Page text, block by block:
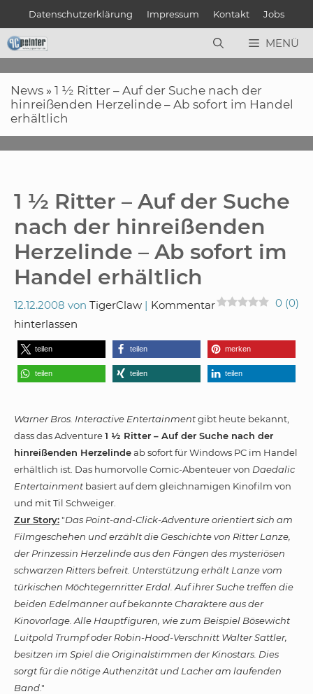
springen
Datenschutzerklärung Impressum Kontakt Jobs
MENÜ
News » 1 ½ Ritter – Auf der Suche nach der
hinreißenden Herzelinde – Ab sofort im Handel
erhältlich
1 ½ Ritter – Auf der Suche
nach der hinreißenden
Herzelinde – Ab sofort im
Handel erhältlich
12.12.2008 von TigerClaw 0 (0)
Kommentar
hinterlassen
teilen teilen merken
teilen teilen teilen
Warner Bros. Interactive Entertainmentgibt heute bekannt,
dass das Adventure1 ½ Ritter – Auf der Suche nach der
hinreißenden Herzelindeab sofort für Windows PC im Handel
erhältlich ist. Das humorvolle Comic-Abenteuer von Daedalic
Entertainment basiert auf dem gleichnamigen Kinofilm von
und mit Til Schweiger.
Zur Story: "Das Point-and-Click-Adventure orientiert sich am
Filmgeschehen und erzählt die Geschichte von Ritter Lanze,
der Prinzessin Herzelinde aus den Fängen des mysteriösen
schwarzen Ritters befreit. Unterstützung erhält Lanze vom
türkischen Möchtegernritter Erdal. Auf ihrer Suche treffen die
beiden Edelmänner auf bekannte Charaktere aus der
Kinovorlage. Alle Hauptfiguren, wie zum Beispiel Bösewicht
Luitpold Trumpf oder Robin-Hood-Verschnitt Walter Sattler,
besitzen im Spiel die Originalstimmen der Kinostars. Dies
sorgt für die nötige Authenzität und Lacher am laufenden
Band."